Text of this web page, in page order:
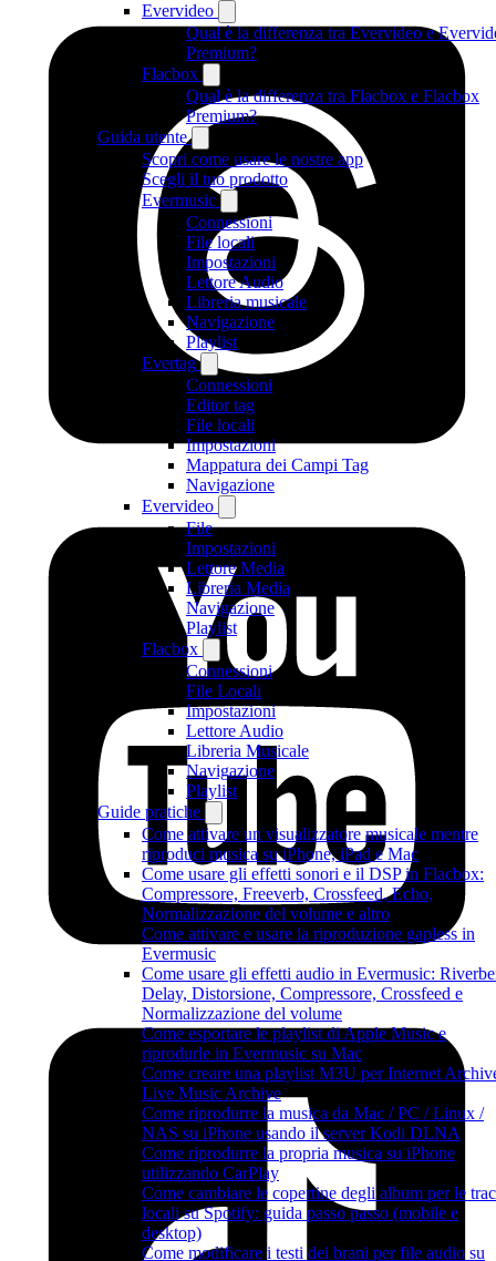
Evervideo
Qual è la differenza tra Evervideo e
Premium?
Flacbox
Qual è la differenza tra Flacbox e Flacbox
Premium?
Guida utente
Scopri come usare le nostre app
Scegli il tuo prodotto
Evermusic
Connessioni
File locali
Impostazioni
Lettore Audio
Libreria musicale
Navigazione
Playlist
Evertag
Connessioni
Editor tag
File locali
Impostazioni
Mappatura dei Campi Tag
Navigazione
Evervideo
File
Impostazioni
Lettore Media
Libreria Media
Navigazione
Playlist
Flacbox
Connessioni
File Locali
Impostazioni
Lettore Audio
Libreria Musicale
Navigazione
Playlist
Guide pratiche
Come attivare un visualizzatore musicale mentre
riproduci musica su iPhone, iPad e Mac
Come usare gli effetti sonori e il DSP in Flacbox:
Compressore, Freeverb, Crossfeed, Echo,
Normalizzazione del volume e altro
Come attivare e usare la riproduzione gapless in
Evermusic
Come usare gli effetti audio in Evermusic:
Delay, Distorsione, Compressore, Crossfeed e
Normalizzazione del volume
Come esportare le playlist di Apple Music e
riprodurle in Evermusic su Mac
Come creare una playlist M3U per Internet
Live Music Archive
Come riprodurre la musica da Mac / PC / Linux /
NAS su iPhone usando il server Kodi DLNA
Come riprodurre la propria musica su iPhone
utilizzando CarPlay
Come cambiare le copertine degli album per le
locali su Spotify: guida passo passo (mobile e
desktop)
Come modificare i testi dei brani per file audio su